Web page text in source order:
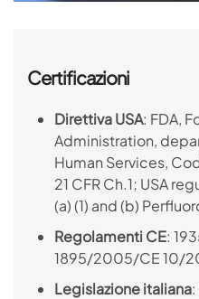
Certificazioni
Direttiva USA: FDA,
Administration,
Human Services,
21 CFR Ch.1; USA
(a) (1) and (b)
Regolamenti CE:
1895/2005/CE 10/
Legislazione italiana